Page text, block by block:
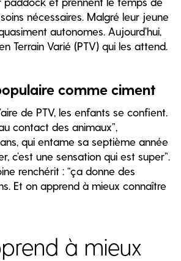
nécessaires. Malgré leur jeune
autonomes. Aujourd’hui,
Terrain Varié (PTV) qui les attend.
comme ciment
de PTV, les enfants se confient.
contact des animaux”,
qui entame sa septième année
c’est une sensation qui est super”.
renchérit : “ça donne des
Et on apprend à mieux connaître
à mieux